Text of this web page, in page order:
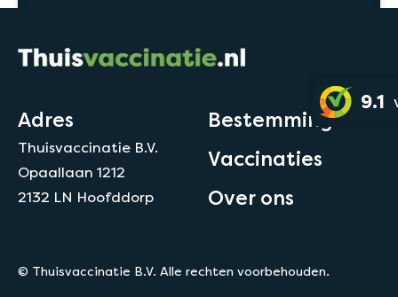
9.1
Adres
Thuisvaccinatie B.V.
Opaallaan 1212
2132 LN Hoofddorp
Bestemmingen
Vaccinaties
Over ons
© Thuisvaccinatie B.V. Alle rechten voorbehouden.